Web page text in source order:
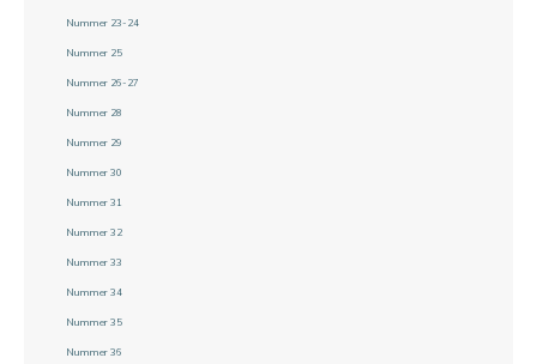
Nummer 23-24
Nummer 25
Nummer 26-27
Nummer 28
Nummer 29
Nummer 30
Nummer 31
Nummer 32
Nummer 33
Nummer 34
Nummer 35
Nummer 36